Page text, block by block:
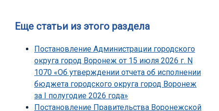
Еще статьи из этого раздела
Постановление Администрации городского
округа город Воронеж от 15 июля 2026 г. N
1070 «Об утверждении отчета об исполнении
бюджета городского округа город Воронеж
за I полугодие 2026 года»
Постановление Правительства Воронежской